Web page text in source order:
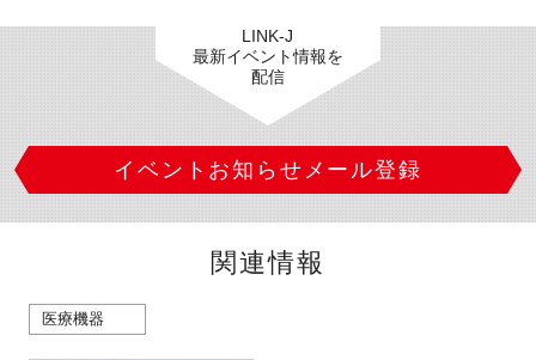
LINK-J
最新イベント情報を
配信
イベントお知らせメール登録
関連情報
医療機器